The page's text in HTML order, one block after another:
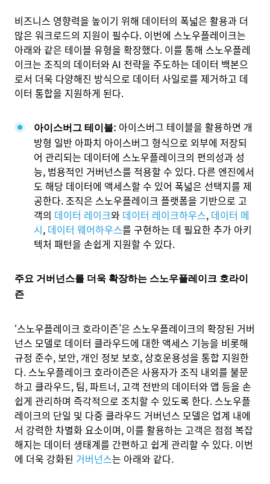
비즈니스 영향력을 높이기 위해 데이터의 폭넓은 활용과 더
많은 워크로드의 지원이 필수다. 이번에 스노우플레이크는
아래와 같은 테이블 유형을 확장했다. 이를 통해 스노우플레
이크는 조직의 데이터와 AI 전략을 주도하는 데이터 백본으
로서 더욱 다양해진 방식으로 데이터 사일로를 제거하고 데
이터 통합을 지원하게 된다.
아이스버그 테이블: 아이스버그 테이블을 활용하면 개
방형 일반 아파치 아이스버그 형식으로 외부에 저장되
어 관리되는 데이터에 스노우플레이크의 편의성과 성
능, 범용적인 거버넌스를 적용할 수 있다. 다른 엔진에서
도 해당 데이터에 액세스할 수 있어 폭넓은 선택지를 제
공한다. 조직은 스노우플레이크 플랫폼을 기반으로 고
객의 데이터 레이크와 데이터 레이크하우스, 데이터 메
시, 데이터 웨어하우스를 구현하는 데 필요한 추가 아키
텍처 패턴을 손쉽게 지원할 수 있다.
주요 거버넌스를 더욱 확장하는 스노우플레이크 호라이
즌
‘스노우플레이크 호라이즌’은 스노우플레이크의 확장된 거버
넌스 모델로 데이터 클라우드에 대한 액세스 기능을 비롯해
규정 준수, 보안, 개인 정보 보호, 상호운용성을 통합 지원한
다. 스노우플레이크 호라이즌은 사용자가 조직 내외를 불문
하고 클라우드, 팀, 파트너, 고객 전반의 데이터와 앱 등을 손
쉽게 관리하며 즉각적으로 조치할 수 있도록 한다. 스노우플
레이크의 단일 및 다중 클라우드 거버넌스 모델은 업계 내에
서 강력한 차별화 요소이며, 이를 활용하는 고객은 점점 복잡
해지는 데이터 생태계를 간편하고 쉽게 관리할 수 있다. 이번
에 더욱 강화된 거버넌스는 아래와 같다.